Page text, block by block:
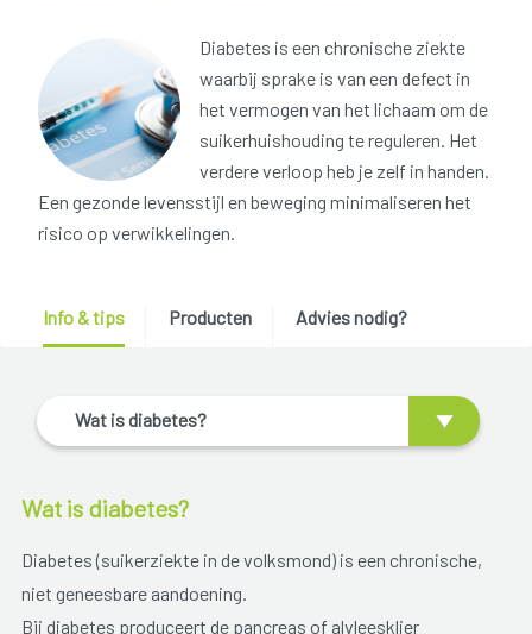
Diabetes is een chronische ziekte
waarbij sprake is van een defect in
het vermogen van het lichaam om de
suikerhuishouding te reguleren. Het
verdere verloop heb je zelf in handen.
Een gezonde levensstijl en beweging minimaliseren het
risico op verwikkelingen.
Info & tips Producten Advies nodig?
Wat is diabetes?
Wat is diabetes?
Diabetes (suikerziekte in de volksmond) is een chronische,
niet geneesbare aandoening.
Bij diabetes produceert de pancreas of alvleesklier